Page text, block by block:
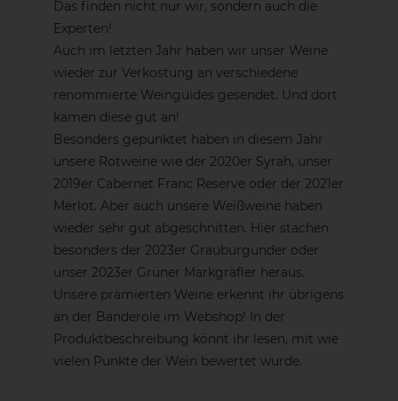
Das finden nicht nur wir, sondern auch die
Experten!
Auch im letzten Jahr haben wir unser Weine
wieder zur Verkostung an verschiedene
renommierte Weinguides gesendet. Und dort
kamen diese gut an!
Besonders gepunktet haben in diesem Jahr
unsere Rotweine wie der 2020er Syrah, unser
2019er Cabernet Franc Reserve oder der 2021er
Merlot. Aber auch unsere Weißweine haben
wieder sehr gut abgeschnitten. Hier stachen
besonders der 2023er Grauburgunder oder
unser 2023er Grüner Markgräfler heraus.
Unsere prämierten Weine erkennt ihr übrigens
an der Banderole im Webshop! In der
Produktbeschreibung könnt ihr lesen, mit wie
vielen Punkte der Wein bewertet wurde.